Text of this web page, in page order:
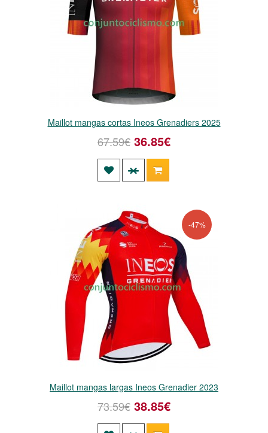
Maillot mangas cortas Ineos Grenadiers 2025
67.59€ 36.85€
-47%
Maillot mangas largas Ineos Grenadier 2023
73.59€ 38.85€